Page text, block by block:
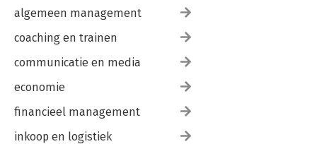
algemeen management
coaching en trainen
communicatie en media
economie
financieel management
inkoop en logistiek